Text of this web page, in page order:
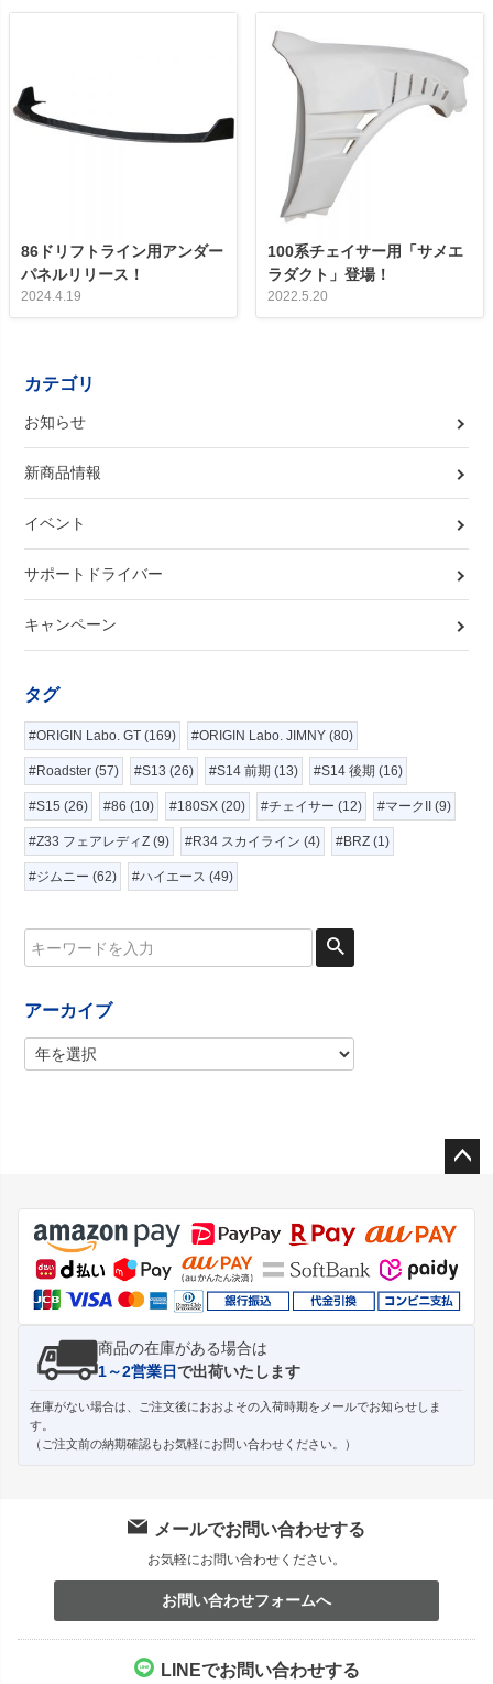
86ドリフトライン用アンダー
パネルリリース！
2024.4.19
100系チェイサー用「サメエ
ラダクト」登場！
2022.5.20
カテゴリ
お知らせ
新商品情報
イベント
サポートドライバー
キャンペーン
タグ
#ORIGIN Labo. GT (169) #ORIGIN Labo. JIMNY (80)
#Roadster (57) #S13 (26) #S14 前期 (13) #S14 後期 (16)
#S15 (26) #86 (10) #180SX (20) #チェイサー (12) #マークII (9)
#Z33 フェアレディZ (9) #R34 スカイライン (4) #BRZ (1)
#ジムニー (62) #ハイエース (49)
アーカイブ
ジト
ップ
へ
商品の在庫がある場合は
1～2営業日で出荷いたします
在庫がない場合は、ご注文後におおよその入荷時期をメールでお知らせしま
す。
（ご注文前の納期確認もお気軽にお問い合わせください。）
メールでお問い合わせする
お気軽にお問い合わせください。
お問い合わせフォームへ
LINEでお問い合わせする